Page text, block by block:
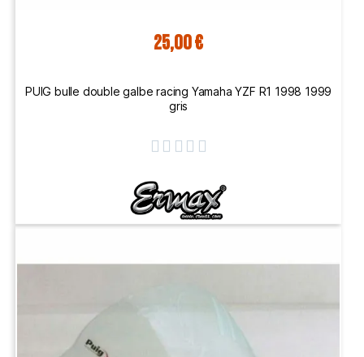
25,00 €
PUIG bulle double galbe racing Yamaha YZF R1 1998 1999
gris
    